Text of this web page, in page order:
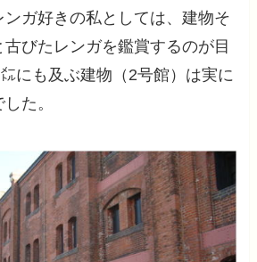
ガ好きの私としては、建物そ
びたレンガを鑑賞するのが目
にも及ぶ建物（2号館）は実に
た。